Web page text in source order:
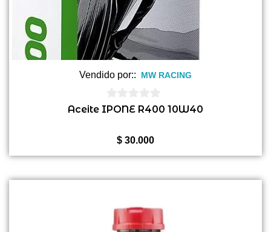
Vendido por:: MW RACING
0
Aceite IPONE R400 10W40
$ 30.000